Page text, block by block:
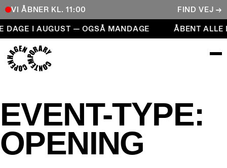
VI ÅBNER KL. 11:00 FIND VEJ →
Åbent alle dage i august — også mandage
DAGE I AUGUST — OGSÅ MANDAGE ÅBENT ALLE
EVENT-TYPE:
OPENING